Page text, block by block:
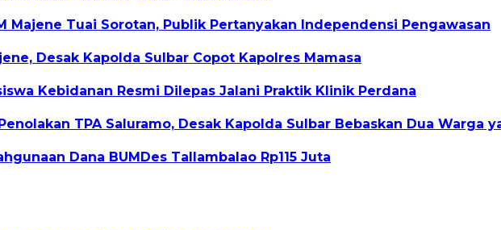
Majene Tuai Sorotan, Publik Pertanyakan Independensi Pengawasan
Desak Kapolda Sulbar Copot Kapolres Mamasa
Kebidanan Resmi Dilepas Jalani Praktik Klinik Perdana
TPA Saluramo, Desak Kapolda Sulbar Bebaskan Dua Warga
Dana BUMDes Tallambalao Rp115 Juta